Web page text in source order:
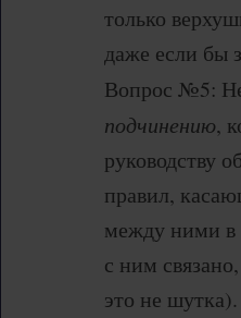
только
даже если бы
Вопрос №5:
подчинению,
руководству
правил,
между ними в
с ним
это не